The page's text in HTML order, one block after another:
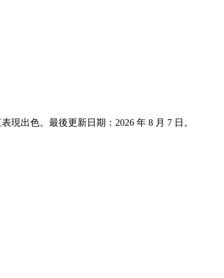
現出色。最後更新日期： 2026 年 8 月 7 日 。